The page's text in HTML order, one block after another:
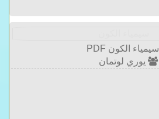
سيمياء الكون PDF
يوري لوتمان